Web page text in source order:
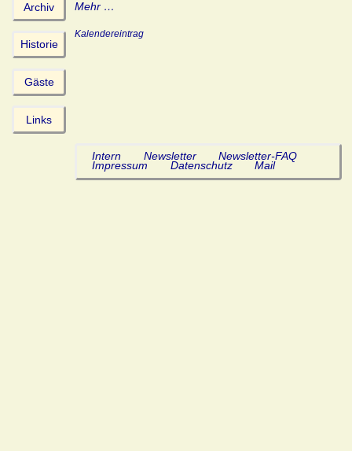
Archiv
Historie
Gäste
Links
Mehr …
Kalendereintrag
Intern Newsletter
Newsletter-FAQ
Impressum
Datenschutz Mail